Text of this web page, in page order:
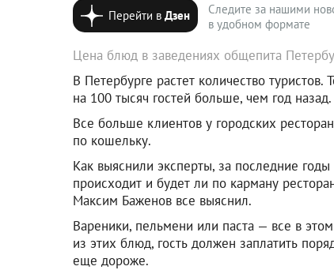
Перейти вДзен
Следите за нашими
в удобном формате
Цена блюд в заведениях общепита
В Петербурге растет количество
на 100 тысяч гостей больше, чем год назад.
Все больше клиентов у городских
по кошельку.
Как выяснили эксперты, за последние
происходит и будет ли по карману
Максим Баженов все выяснил.
Вареники, пельмени или паста — все в
из этих блюд, гость должен заплатить
еще дороже.